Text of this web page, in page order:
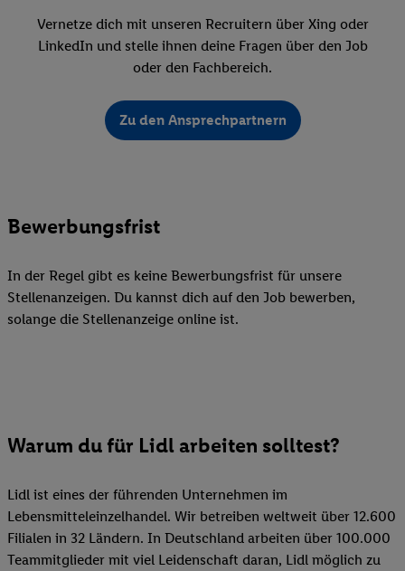
Vernetze dich mit unseren Recruitern über Xing oder
LinkedIn und stelle ihnen deine Fragen über den Job
oder den Fachbereich.
Zu den Ansprechpartnern
Bewerbungsfrist
In der Regel gibt es keine Bewerbungsfrist für unsere
Stellenanzeigen. Du kannst dich auf den Job bewerben,
solange die Stellenanzeige online ist.
Warum du für Lidl arbeiten solltest?
Lidl ist eines der führenden Unternehmen im
Lebensmitteleinzelhandel. Wir betreiben weltweit über 12.600
Filialen in 32 Ländern. In Deutschland arbeiten über 100.000
Teammitglieder mit viel Leidenschaft daran, Lidl möglich zu